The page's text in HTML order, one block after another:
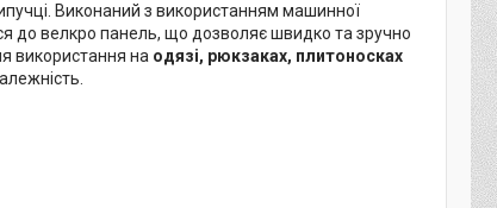
Виконаний з використанням машинної
до велкро панель, що дозволяє швидко та зручно
використання на одязі, рюкзаках, плитоносках